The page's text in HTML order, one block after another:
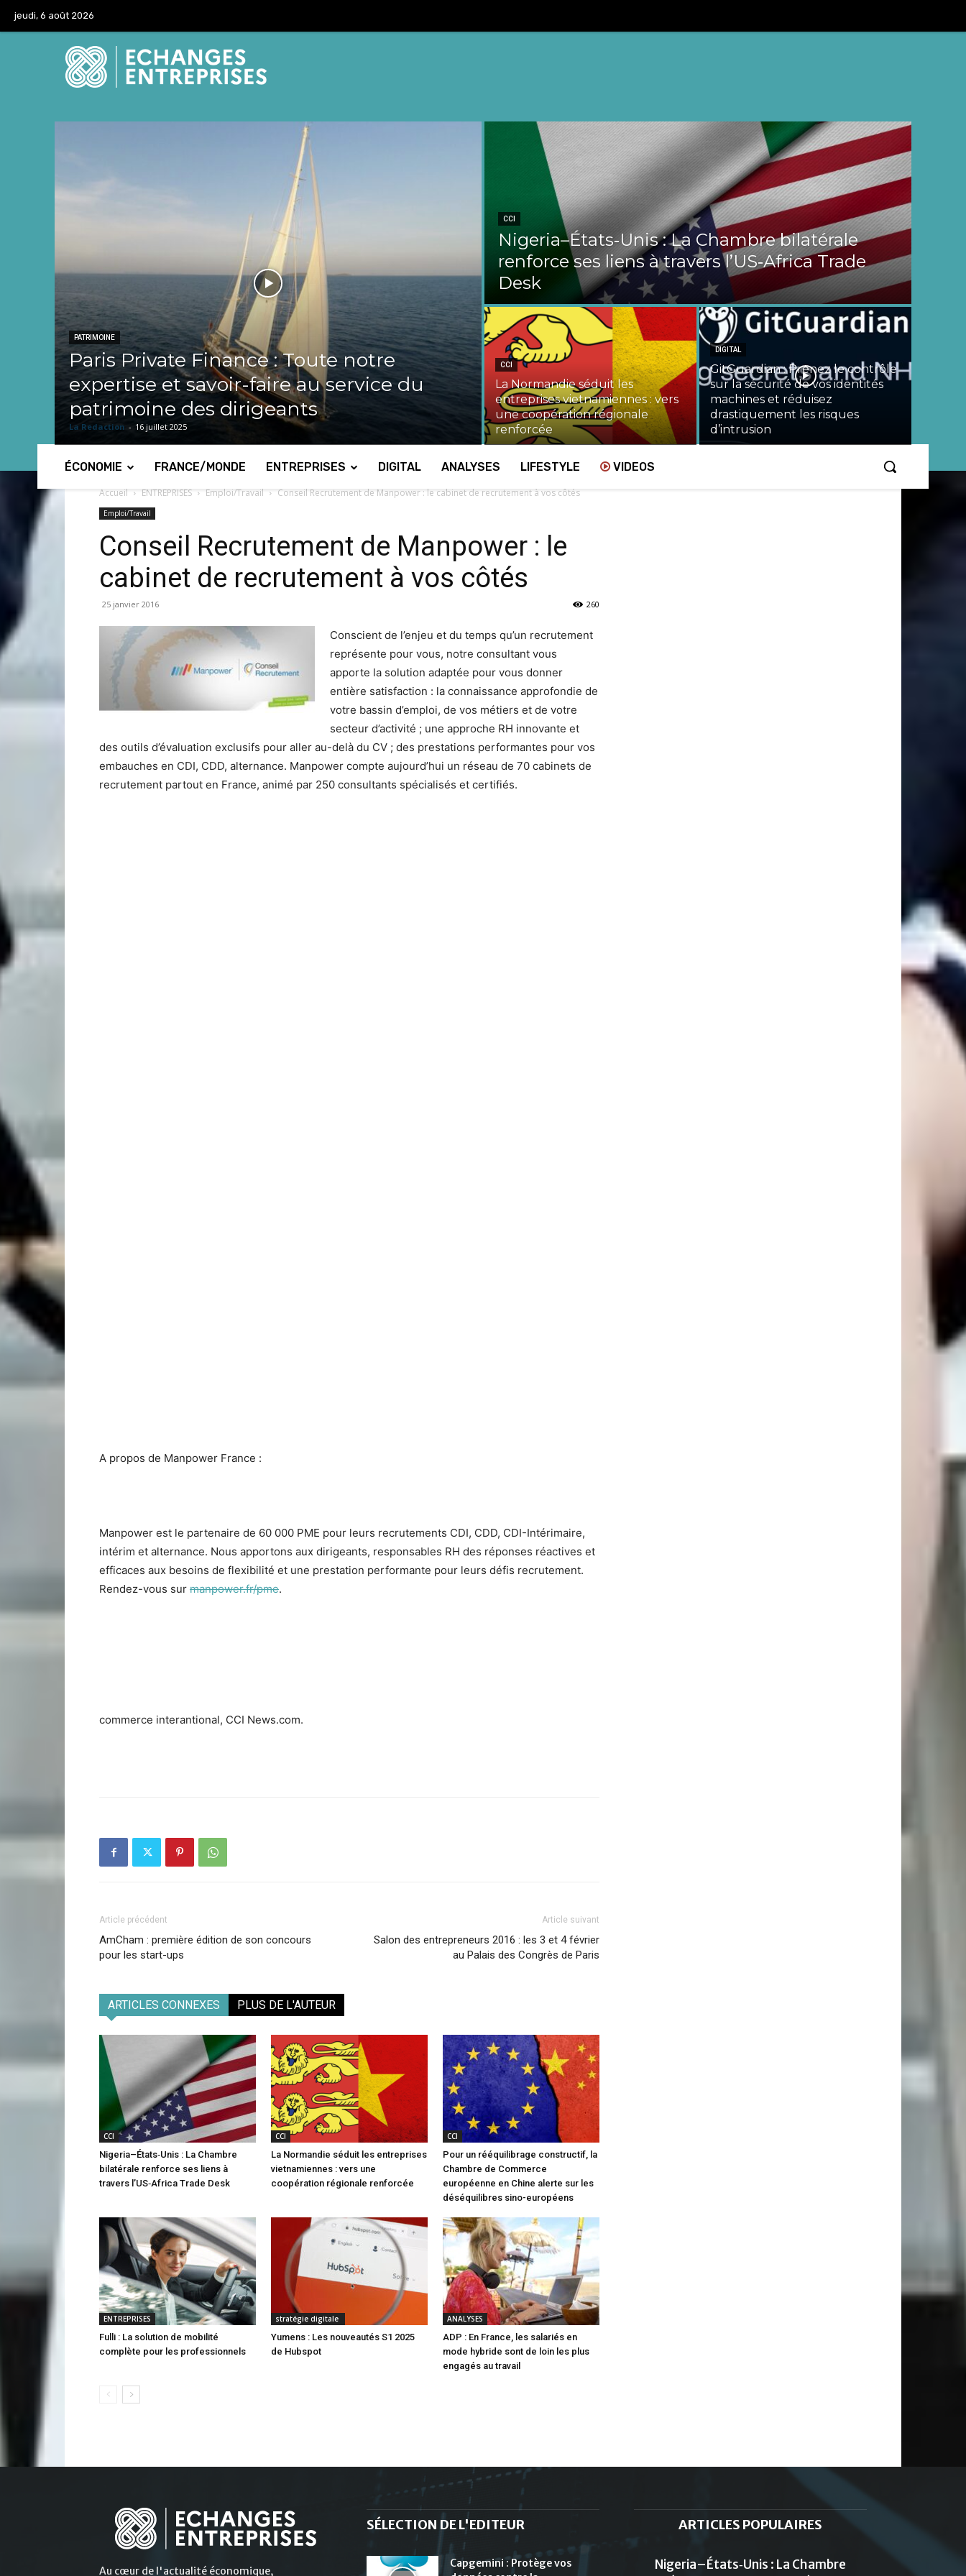
jeudi, 6 août 2026
PATRIMOINE
Paris Private Finance : Toute notre
expertise et savoir-faire au service du
patrimoine des dirigeants
La Redaction - 16 juillet 2025
CCI
Nigeria–États‑Unis : La Chambre bilatérale
renforce ses liens à travers l’US‑Africa Trade
Desk
CCI
La Normandie séduit les
entreprises vietnamiennes : vers
une coopération régionale
renforcée
DIGITAL
GitGuardian : Prenez le contrôle
sur la sécurité de vos identités
machines et réduisez
drastiquement les risques
d’intrusion
ÉCONOMIE FRANCE/MONDE ENTREPRISES DIGITAL ANALYSES LIFESTYLE VIDEOS
Accueil ENTREPRISES Emploi/Travail Conseil Recrutement de Manpower : le cabinet de recrutement à vos côtés
Emploi/Travail
Conseil Recrutement de Manpower : le
cabinet de recrutement à vos côtés
25 janvier 2016 260
Conscient de l’enjeu et du temps qu’un recrutement
représente pour vous, notre consultant vous
apporte la solution adaptée pour vous donner
entière satisfaction : la connaissance approfondie de
votre bassin d’emploi, de vos métiers et de votre
secteur d’activité ; une approche RH innovante et
des outils d’évaluation exclusifs pour aller au-delà du CV ; des prestations performantes pour vos
embauches en CDI, CDD, alternance. Manpower compte aujourd’hui un réseau de 70 cabinets de
recrutement partout en France, animé par 250 consultants spécialisés et certifiés.
A propos de Manpower France :
Manpower est le partenaire de 60 000 PME pour leurs recrutements CDI, CDD, CDI-Intérimaire,
intérim et alternance. Nous apportons aux dirigeants, responsables RH des réponses réactives et
efficaces aux besoins de flexibilité et une prestation performante pour leurs défis recrutement.
Rendez-vous sur manpower.fr/pme.
commerce interantional, CCI News.com.
Article précédent
AmCham : première édition de son concours
pour les start-ups
Article suivant
Salon des entrepreneurs 2016 : les 3 et 4 février
au Palais des Congrès de Paris
ARTICLES CONNEXES PLUS DE L'AUTEUR
CCI
Nigeria–États‑Unis : La Chambre
bilatérale renforce ses liens à
travers l’US‑Africa Trade Desk
CCI
La Normandie séduit les entreprises
vietnamiennes : vers une
coopération régionale renforcée
CCI
Pour un rééquilibrage constructif, la
Chambre de Commerce
européenne en Chine alerte sur les
déséquilibres sino-européens
ENTREPRISES
Fulli : La solution de mobilité
complète pour les professionnels
stratégie digitale
Yumens : Les nouveautés S1 2025
de Hubspot
ANALYSES
ADP : En France, les salariés en
mode hybride sont de loin les plus
engagés au travail
Au cœur de l'actualité économique,
SÉLECTION DE L'EDITEUR
Capgemini : Protège vos
ARTICLES POPULAIRES
Nigeria–États‑Unis : La Chambre